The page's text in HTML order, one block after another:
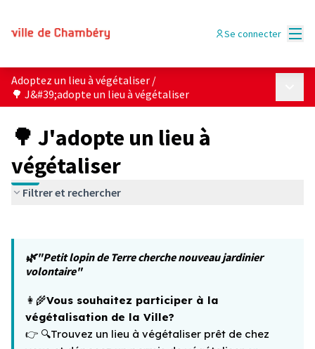
Se connecter
Adoptez un lieu à végétaliser /
🌳 J&#39;adopte un lieu à végétaliser
🌳 J'adopte un lieu à
végétaliser
Filtrer et rechercher
−
🌿"Petit lopin de Terre cherche nouveau jardinier
volontaire"
👩‍🌾Vous souhaitez participer à la
végétalisation de la Ville?
👉 🔍Trouvez un lieu à végétaliser prêt de chez